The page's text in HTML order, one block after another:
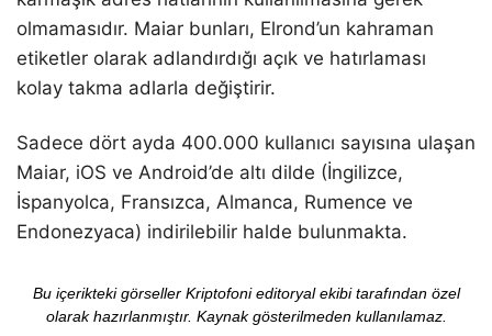
olmamasıdır. Maiar bunları, Elrond’un kahraman
etiketler olarak adlandırdığı açık ve hatırlaması
kolay takma adlarla değiştirir.
Sadece dört ayda 400.000 kullanıcı sayısına ulaşan
Maiar, iOS ve Android’de altı dilde (İngilizce,
İspanyolca, Fransızca, Almanca, Rumence ve
Endonezyaca) indirilebilir halde bulunmakta.
Bu içerikteki görseller Kriptofoni editoryal ekibi tarafından özel
olarak hazırlanmıştır. Kaynak gösterilmeden kullanılamaz.